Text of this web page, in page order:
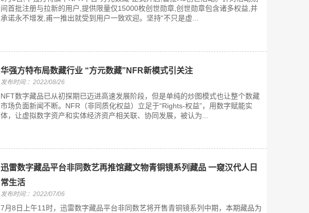
间首批注册与拉新的用户,提供限量仅15000枚创世勋章,创世勋章包含诸多权益,并
承诺永不增发,甫一推出就受到用户一致欢迎。坚持“不只是虚...
华强方特布局数藏行业 “方元数藏”NFR新模式引关注
发布时间:：2022/08/26
NFT数字藏品已从初探期已迈进高速发展阶段，但是单纯的炒图模式也让整个数藏
市场负面新闻不断。NFR（非同质化权益）立足于“Rights-权益”，用数字赋能实
体，让虚拟数字资产和实体经济资产相关联、协同发展，被认为...
迅雷数字藏品平台非同数艺再推馆藏文物青铜镜系列藏品 一窥汉代人日
常生活
发布时间:：2022/07/06
7月8日上午11时，迅雷数字藏品平台非同数艺将开售青铜镜系列中期，本期藏品为